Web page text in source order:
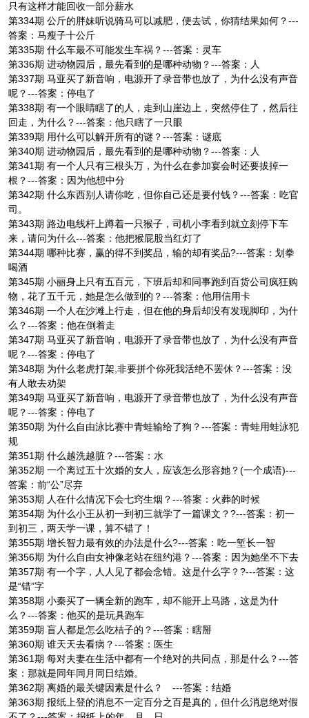
只有这样才能回收一部分薪水
第334期 公斤的胖妹听说骑马可以减肥，便去试，你猜结果如何？---
答案：马瘦子十公斤
第335期 什么车最不可能发生车祸？---答案：灵车
第336期 进动物园后，最先看到的是哪种动物？---答案：人
第337期 马亚买了新音响，电源开了录音带也放了，为什么没有声音
呢？---答案：停电了
第338期 有一个眼睛瞎了的人，走到山崖边上，突然停住了，然后往
回走，为什么？---答案：他只瞎了一只眼
第339期 用什么可以解开所有的谜？---答案：谜底
第340期 进动物园后，最先看到的是哪种动物？---答案：人
第341期 有一个人只有三根头万，为什么在参加宴会时还要拔掉一
根？---答案：因为他想中分
第342期 什么东西别人请你吃，但你自己还是要付钱？---答案：吃官
司。
第343期 路边电线杆上蹲着一只猴子，司机小李看到就立刻停下车
来，请问为什么---答案：他把猴屁股当红灯了
第344期 哪种比赛，赢的得不到奖品，输的却有奖品?---答案：划拳
喝酒
第345期 小丽身上只有五百元，下班后却和同事跑到百货公司疯狂购
物，花了五千元，她是怎么做到的？---答案：他用信用卡
第346期 一个人在沙滩上行走，但在他的身后却没有发现脚印，为什
么？---答案：他在倒着走
第347期 马亚买了新音响，电源开了录音带也放了，为什么没有声音
呢？---答案：停电了
第348期 为什么老虎打架,非要拼个你死我活绝不罢休？---答案：没
有人敢去劝架
第349期 马亚买了新音响，电源开了录音带也放了，为什么没有声音
呢？---答案：停电了
第350期 为什么自由泳比赛中青蛙输给了狗？---答案：青蛙用蛙泳犯
规
第351期 什么越洗越脏？---答案：水
第352期 一个离过五十次婚的女人，应该怎么形容她？(一个成语)---
答案：前“公”尽弃
第353期 人在什么情况下会七窍生烟？---答案：火葬的时候
第354期 为什么小王从初一到初三就学了一篇课文？?---答案：初一
到初三，两天学一课，算不错了！
第355期 增长智力最有效的办法是什么?---答案：吃一堑长一智
第356期 为什么自由女神像老站在纽约港？---答案：因为她坐不下去
第357期 有一个字，人人见了都会念错。这是什么字？?---答案：这
是“错”字
第358期 小秦买了一辆全新的跑车，却不能开上马路，这是为什
么？---答案：他买的是玩具跑车
第359期 盲人都是怎么吃桔子的？---答案：瞎掰
第360期 谁天天去看病？---答案：医生
第361期 每对夫妻在生活中都有一个绝对的共同点，那是什么？---答
案：那就是同年同月同日结婚。
第362期 离婚的最关键因素是什么？ ---答案：结婚
第363期 报纸上登的消息不一定百分之百是真的，但什么消息绝对假